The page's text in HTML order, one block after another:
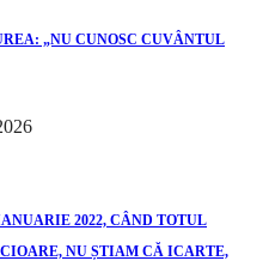
„NU CUNOSC CUVÂNTUL
2022, CÂND TOTUL
NU ȘTIAM CĂ ICARTE,